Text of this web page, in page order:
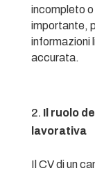
incompleto
importante,
informazioni
accurata.
Il ruolo
lavorativa
Il CV di un